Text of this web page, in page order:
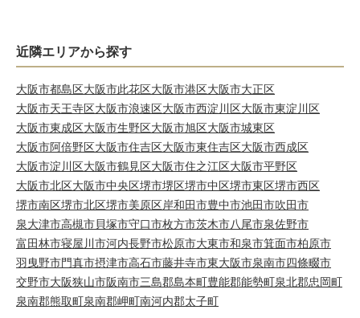
近隣エリアから探す
大阪市都島区大阪市此花区大阪市港区大阪市大正区
大阪市天王寺区大阪市浪速区大阪市西淀川区大阪市東淀川区
大阪市東成区大阪市生野区大阪市旭区大阪市城東区
大阪市阿倍野区大阪市住吉区大阪市東住吉区大阪市西成区
大阪市淀川区大阪市鶴見区大阪市住之江区大阪市平野区
大阪市北区大阪市中央区堺市堺区堺市中区堺市東区堺市西区
堺市南区堺市北区堺市美原区岸和田市豊中市池田市吹田市
泉大津市高槻市貝塚市守口市枚方市茨木市八尾市泉佐野市
富田林市寝屋川市河内長野市松原市大東市和泉市箕面市柏原市
羽曳野市門真市摂津市高石市藤井寺市東大阪市泉南市四條畷市
交野市大阪狭山市阪南市三島郡島本町豊能郡能勢町泉北郡忠岡町
泉南郡熊取町泉南郡岬町南河内郡太子町